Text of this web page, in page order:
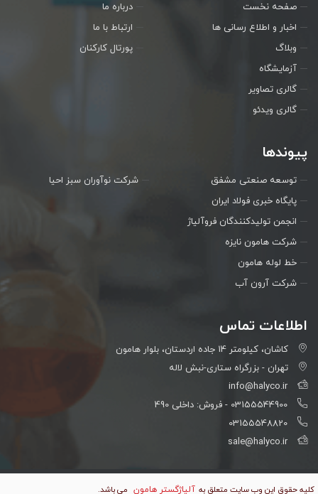
صفحه نخست
اخبار و اطلاع رسانی ها
وبلاگ
آزمایشگاه
گالری تصاویر
گالری ویدئو
درباره ما
ارتباط با ما
پورتال کارکنان
پیوندها
توسعه صنعتی مشفق
پایگاه خبری فولاد ایران
انجمن تولیدکنندگان فروآلیاژ
شرکت هامون نایزه
خط لوله هامون
شرکت آرون آب
شرکت نوآوران سبز احیا
اطلاعات تماس
كاشان، كيلومتر 14 جاده اردستان، بلوار هامون
تهران - بزرگراه ستاری-نبش لاله
info@halyco.ir
03155544900 - فروش: داخلی 490
03155548820
sale@halyco.ir
کلیه حقوق این وب سایت متعلق به آلیاژگستر هامون می باشد.